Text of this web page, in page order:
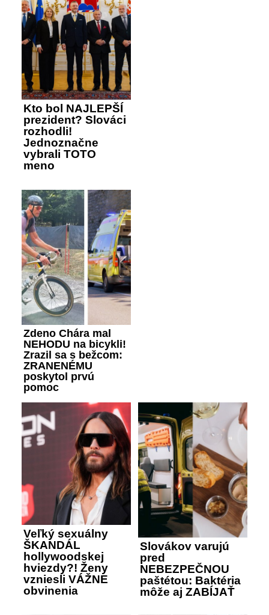
Kto bol NAJLEPŠÍ
prezident? Slováci
rozhodli!
Jednoznačne
vybrali TOTO
meno
Zdeno Chára mal
NEHODU na bicykli!
Zrazil sa s bežcom:
ZRANENÉMU
poskytol prvú
pomoc
Veľký sexuálny
ŠKANDÁL
hollywoodskej
hviezdy?! Ženy
vzniesli VÁŽNE
obvinenia
Slovákov varujú
pred
NEBEZPEČNOU
paštétou: Baktéria
môže aj ZABÍJAŤ